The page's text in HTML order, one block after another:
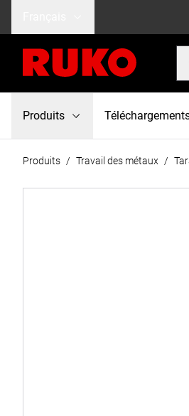
Produits
Produits / Travail des métaux /